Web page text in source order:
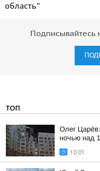
область"
Подписывайтесь
ТОП
Олег
ночью над
10:01